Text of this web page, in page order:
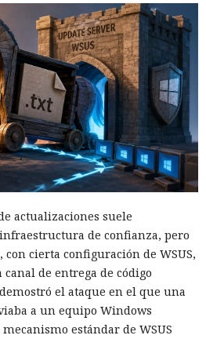
actualizaciones suele
de confianza, pero
con cierta configuración de WSUS,
de entrega de código
el ataque en el que una
a un equipo Windows
estándar de WSUS